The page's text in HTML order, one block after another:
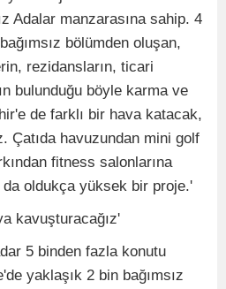
Adalar manzarasına sahip. 4
bölümden oluşan,
rezidansların, ticari
bulunduğu böyle karma ve
de farklı bir hava katacak,
Çatıda havuzundan mini golf
fitness salonlarına
da oldukça yüksek bir proje.'
kavuşturacağız'
5 binden fazla konutu
yaklaşık 2 bin bağımsız